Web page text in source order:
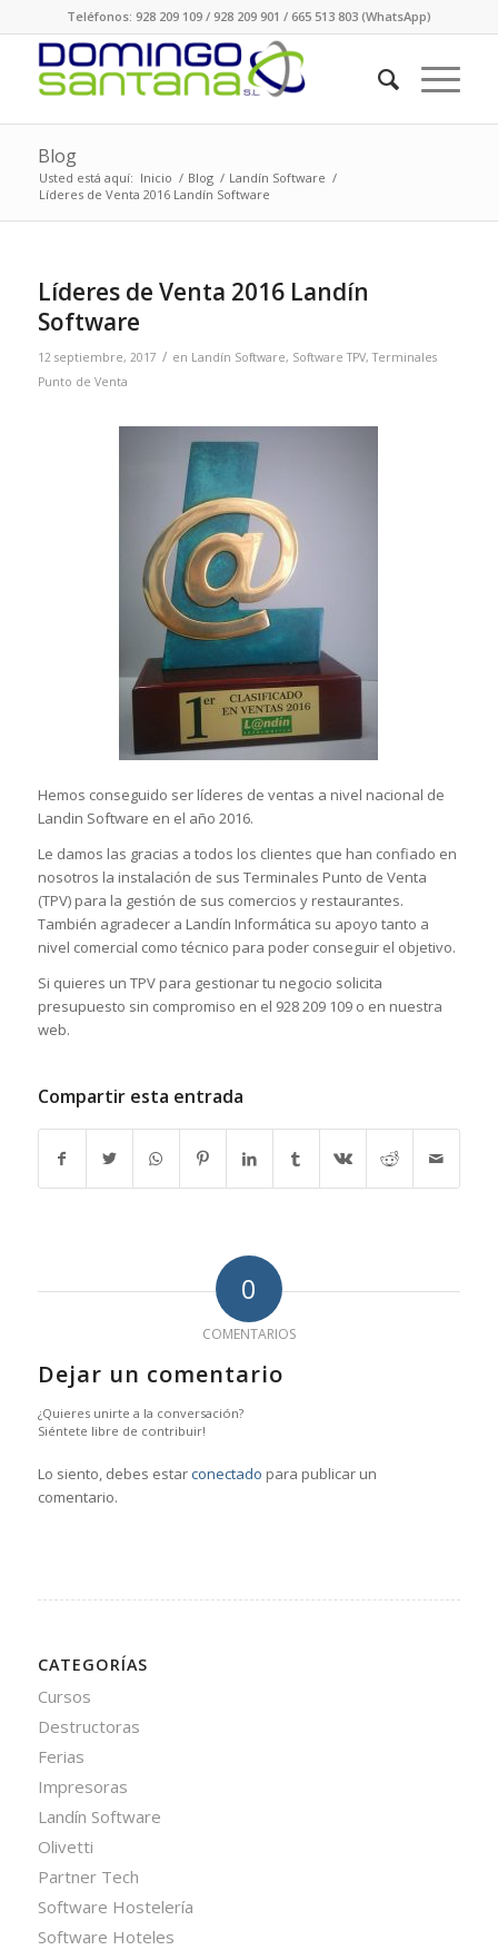
Teléfonos: 928 209 109 / 928 209 901 / 665 513 803 (WhatsApp)
Blog
Usted está aquí: Inicio / Blog / Landín Software /
Líderes de Venta 2016 Landín Software
Líderes de Venta 2016 Landín
Software
12 septiembre, 2017 / en Landín Software, Software TPV,Terminales
Punto de Venta
Hemos conseguido ser líderes de ventas a nivel nacional de
Landin Software en el año 2016.
Le damos las gracias a todos los clientes que han confiado en
nosotros la instalación de sus Terminales Punto de Venta
(TPV) para la gestión de sus comercios y restaurantes.
También agradecer a Landín Informática su apoyo tanto a
nivel comercial como técnico para poder conseguir el objetivo.
Si quieres un TPV para gestionar tu negocio solicita
presupuesto sin compromiso en el 928 209 109 o en nuestra
web.
Compartir esta entrada
0
COMENTARIOS
Dejar un comentario
¿Quieres unirte a la conversación?
Siéntete libre de contribuir!
Lo siento, debes estarconectado para publicar un
comentario.
CATEGORÍAS
Cursos
Destructoras
Ferias
Impresoras
Landín Software
Olivetti
Partner Tech
Software Hostelería
Software Hoteles